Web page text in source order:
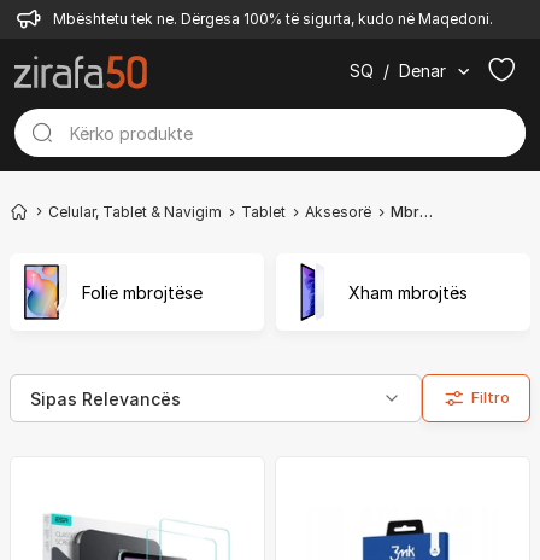
Mbështetu tek ne. Dërgesa 100% të sigurta, kudo në Maqedoni.
SQ / Denar
Celular, Tablet & Navigim Tablet Aksesorë Mbrojtëse për ekran
Folie mbrojtëse Xham mbrojtës
Filtro